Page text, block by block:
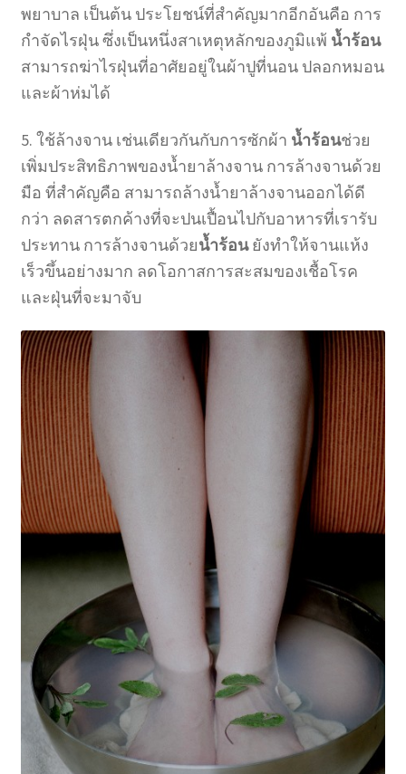
พยาบาล เป็นต้น ประโยชน์ที่สำคัญมากอีกอันคือ การ
กำจัดไรฝุ่น ซึ่งเป็นหนึ่งสาเหตุหลักของภูมิแพ้ น้ำร้อน
สามารถฆ่าไรฝุ่นที่อาศัยอยู่ในผ้าปูที่นอน ปลอกหมอน
และผ้าห่มได้
5. ใช้ล้างจาน เช่นเดียวกันกับการซักผ้า น้ำร้อนช่วย
เพิ่มประสิทธิภาพของน้ำยาล้างจาน การล้างจานด้วย
มือ ที่สำคัญคือ สามารถล้างน้ำยาล้างจานออกได้ดี
กว่า ลดสารตกค้างที่จะปนเปื้อนไปกับอาหารที่เรารับ
ประทาน การล้างจานด้วยน้ำร้อนยังทำให้จานแห้ง
เร็วขึ้นอย่างมาก ลดโอกาสการสะสมของเชื้อโรค
และฝุ่นที่จะมาจับ